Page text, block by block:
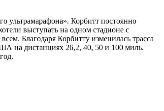
ультрамарафона». Корбитт постоянно
выступать на одном стадионе с
Благодаря Корбитту изменилась трасса
на дистанциях 26,2, 40, 50 и 100 миль.